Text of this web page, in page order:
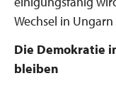
Wechsel in
Die Demokratie
bleiben